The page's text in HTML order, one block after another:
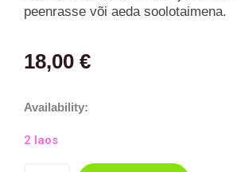
peenrasse või aeda soolotaimena.
18,00 €
Availability:
2 laos
Buddleja